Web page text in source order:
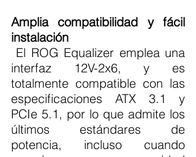
Amplia compatibilidad y fácil
instalación
interfaz 12V-2x6, y es
totalmente compatible con las
especificaciones ATX 3.1 y
PCIe 5.1, por lo que admite los
últimos estándares de
potencia, incluso cuando